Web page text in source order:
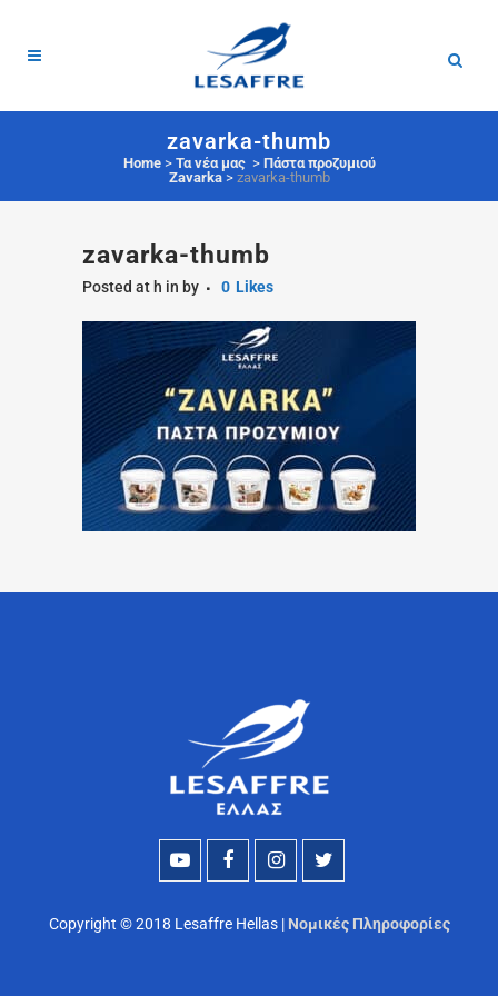
zavarka-thumb
Home> Τα νέα μας > Πάστα προζυμιού
Zavarka> zavarka-thumb
zavarka-thumb
Posted at h in by 0 Likes
Copyright © 2018 Lesaffre Hellas | Νομικές Πληροφορίες